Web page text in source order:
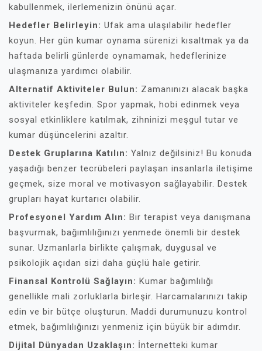
kabullenmek, ilerlemenizin önünü açar.
Hedefler Belirleyin: Ufak ama ulaşılabilir hedefler
koyun. Her gün kumar oynama sürenizi kısaltmak ya da
haftada belirli günlerde oynamamak, hedeflerinize
ulaşmanıza yardımcı olabilir.
Alternatif Aktiviteler Bulun: Zamanınızı alacak başka
aktiviteler keşfedin. Spor yapmak, hobi edinmek veya
sosyal etkinliklere katılmak, zihninizi meşgul tutar ve
kumar düşüncelerini azaltır.
Destek Gruplarına Katılın: Yalnız değilsiniz! Bu konuda
yaşadığı benzer tecrübeleri paylaşan insanlarla iletişime
geçmek, size moral ve motivasyon sağlayabilir. Destek
grupları hayat kurtarıcı olabilir.
Profesyonel Yardım Alın: Bir terapist veya danışmana
başvurmak, bağımlılığınızı yenmede önemli bir destek
sunar. Uzmanlarla birlikte çalışmak, duygusal ve
psikolojik açıdan sizi daha güçlü hale getirir.
Finansal Kontrolü Sağlayın: Kumar bağımlılığı
genellikle mali zorluklarla birleşir. Harcamalarınızı takip
edin ve bir bütçe oluşturun. Maddi durumunuzu kontrol
etmek, bağımlılığınızı yenmeniz için büyük bir adımdır.
Dijital Dünyadan Uzaklaşın: İnternetteki kumar